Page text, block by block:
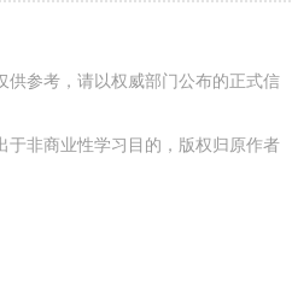
可以去提前了解甚至去蹭课，但
道评价一所院校的情况，就业率
供参考，请以权威部门公布的正式信
于非商业性学习目的，版权归原作者